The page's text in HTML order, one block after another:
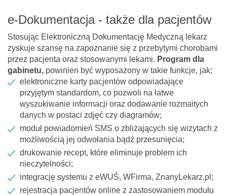
e-Dokumentacja - także dla pacjentów
Stosując Elektroniczną Dokumentację Medyczną lekarz
zyskuje szansę na zapoznanie się z przebytymi chorobami
przez pacjenta oraz stosowanymi lekami. Program dla
gabinetu, powinien być wyposażony w takie funkcje, jak:
elektroniczne karty pacjentów odpowiadające
przyjętym standardom, co pozwoli na łatwe
wyszukiwanie informacji oraz dodawanie rozmaitych
danych w postaci zdjęć czy diagramów;
moduł powiadomień SMS o zbliżających się wizytach z
możliwością jej odwołania bądź przesunięcia;
drukowanie recept, które eliminuje problem ich
nieczytelności;
integrację systemu z eWUŚ, WFirma, ZnanyLekarz.pl;
rejestracja pacjentów online z zastosowaniem modułu